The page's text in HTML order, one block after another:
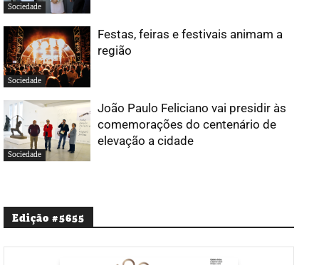
Sociedade
Sociedade
Festas, feiras e festivais animam a
região
Sociedade
João Paulo Feliciano vai presidir às
comemorações do centenário de
elevação a cidade
Edição #5655